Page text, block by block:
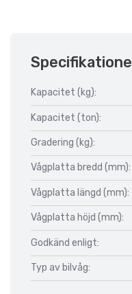
Kapacitet (kg):
Kapacitet (ton):
Gradering (kg):
Vågplatta bredd (mm):
Vågplatta längd (mm):
Vågplatta höjd (mm):
Godkänd enligt:
Typ av bilvåg: